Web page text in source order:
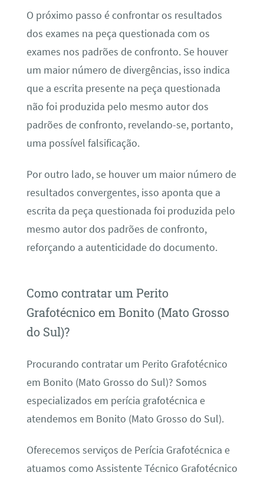
O próximo passo é confrontar os resultados
dos exames na peça questionada com os
exames nos padrões de confronto. Se houver
um maior número de divergências, isso indica
que a escrita presente na peça questionada
não foi produzida pelo mesmo autor dos
padrões de confronto, revelando-se, portanto,
uma possível falsificação.
Por outro lado, se houver um maior número de
resultados convergentes, isso aponta que a
escrita da peça questionada foi produzida pelo
mesmo autor dos padrões de confronto,
reforçando a autenticidade do documento.
Como contratar um Perito
Grafotécnico em Bonito (Mato Grosso
do Sul)?
Procurando contratar um Perito Grafotécnico
em Bonito (Mato Grosso do Sul)? Somos
especializados em perícia grafotécnica e
atendemos em Bonito (Mato Grosso do Sul).
Oferecemos serviços de Perícia Grafotécnica e
atuamos como Assistente Técnico Grafotécnico